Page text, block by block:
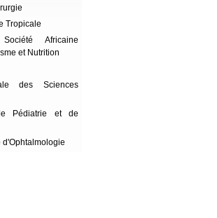
Tropicale
Africaine
et Nutrition
des Sciences
Pédiatrie et de
d'Ophtalmologie